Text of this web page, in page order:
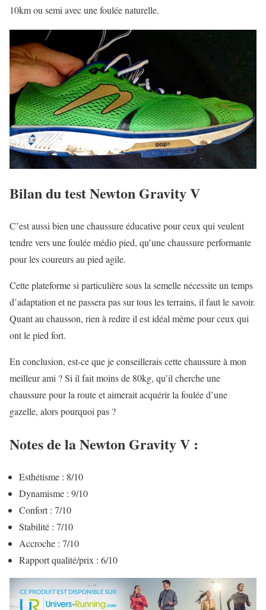
10km ou semi avec une foulée naturelle.
Bilan du test Newton Gravity V
C’est aussi bien une chaussure éducative pour ceux qui veulent
tendre vers une foulée médio pied, qu’une chaussure performante
pour les coureurs au pied agile.
Cette plateforme si particulière sous la semelle nécessite un temps
d’adaptation et ne passera pas sur tous les terrains, il faut le savoir.
Quant au chausson, rien à redire il est idéal même pour ceux qui
ont le pied fort.
En conclusion, est-ce que je conseillerais cette chaussure à mon
meilleur ami ? Si il fait moins de 80kg, qu’il cherche une
chaussure pour la route et aimerait acquérir la foulée d’une
gazelle, alors pourquoi pas ?
Notes de la Newton Gravity V :
Esthétisme : 8/10
Dynamisme : 9/10
Confort : 7/10
Stabilité : 7/10
Accroche : 7/10
Rapport qualité/prix : 6/10